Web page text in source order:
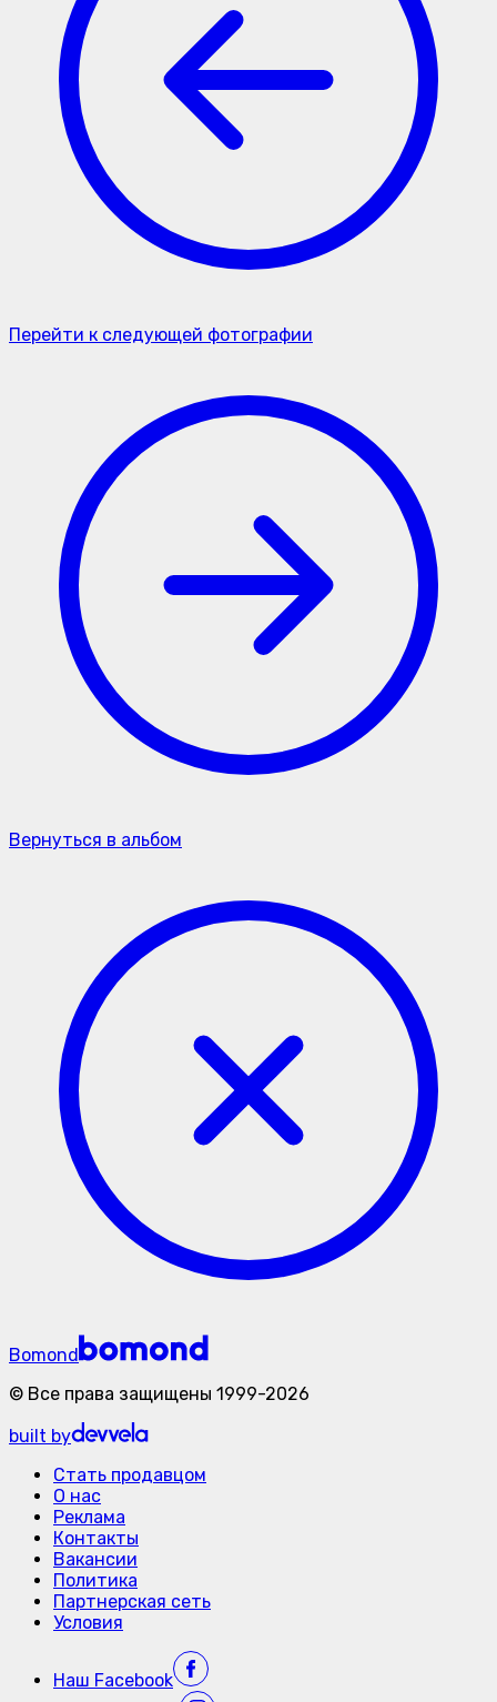
Перейти к следующей фотографии
Вернуться в альбом
Bomond
© Все права защищены 1999-2026
built by
Стать продавцом
О нас
Реклама
Контакты
Вакансии
Политика
Партнерская сеть
Условия
Наш Facebook